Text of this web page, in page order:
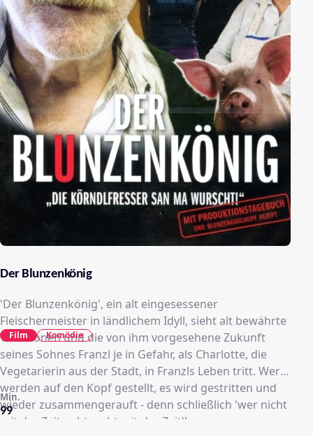
Der Blunzenkönig
'Der Blunzenkönig', ein alt eingesessener
Fleischermeister in ländlichem Idyll, sieht alt bewährte
Traditionen und die von ihm vorgesehene Zukunft
seines Sohnes Franzl je in Gefahr, als Charlotte, die
Vegetarierin aus der Stadt, in Franzls Leben tritt. Werte
werden auf den Kopf gestellt, es wird gestritten und
wieder zusammengerauft - denn schließlich 'wer nicht
mit der Zeit geht, geht mit der Zeit'!
99
Min.
Film Komödie